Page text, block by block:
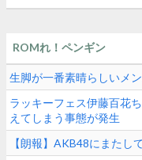
ROMれ！ペンギン
生脚が一番素晴らしいメ
ラッキーフェス伊藤百花
えてしまう事態が発生
【朗報】AKB48にまたし